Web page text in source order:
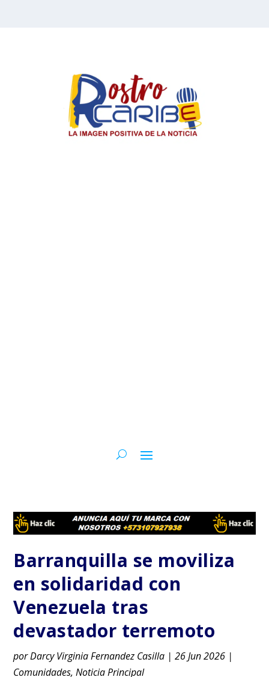
Barranquilla se moviliza
en solidaridad con
Venezuela tras
devastador terremoto
porDarcy Virginia Fernandez Casilla |26 Jun 2026 |
Comunidades,Noticia Principal